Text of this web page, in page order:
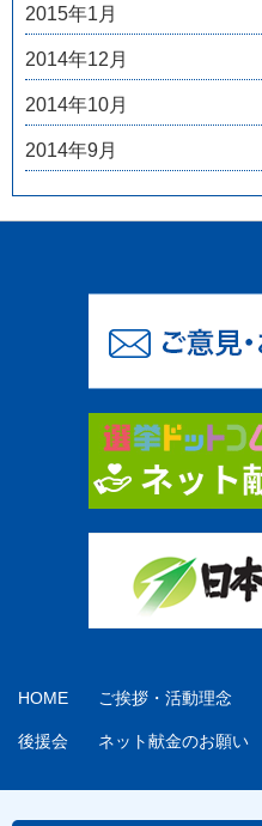
2015年1月
2014年12月
2014年10月
2014年9月
HOME ご挨拶・活動理念
後援会 ネット献金のお願い